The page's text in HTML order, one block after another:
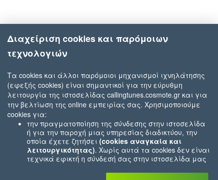
Διαχείριση cookies και παρόμοιων
τεχνολογιών
Τα cookies και άλλοι παρόμοιοι μηχανισμοί ιχνηλάτησης
(εφεξής cookies) είναι σημαντικοί για την εύρυθμη
λειτουργία της ιστοσελίδας callingtunes.cosmote.gr και για
την βελτίωση της online εμπειρίας σας. Χρησιμοποιούμε
cookies για:
την πραγματοποίηση της σύνδεσης στην ιστοσελίδα
ή για την παροχή μιας υπηρεσίας διαδικτύου, την
οποία έχετε ζητήσει (cookies αναγκαία και
λειτουργικότητας). Χωρίς αυτά τα cookies δεν είναι
τεχνικά εφικτή η σύνδεσή σας στην ιστοσελίδα μας
που εσείς μας ζητήσατε (π.χ.cookies που αφορούν